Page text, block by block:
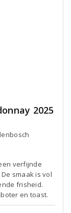
2025
verfijnde
smaak is vol
frisheid.
en toast.